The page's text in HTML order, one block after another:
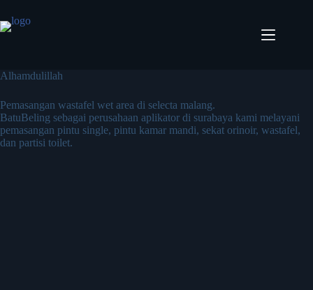
Alhamdulillah
Pemasangan wastafel wet area di selecta malang.
BatuBeling sebagai perusahaan aplikator di surabaya kami melayani
pemasangan pintu single, pintu kamar mandi, sekat orinoir, wastafel,
dan partisi toilet.